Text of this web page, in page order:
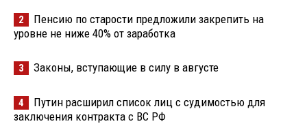
2
Пенсию по старости предложили закрепить на
уровне не ниже 40% от заработка
3 Законы, вступающие в силу в августе
4
Путин расширил список лиц с судимостью для
заключения контракта с ВС РФ